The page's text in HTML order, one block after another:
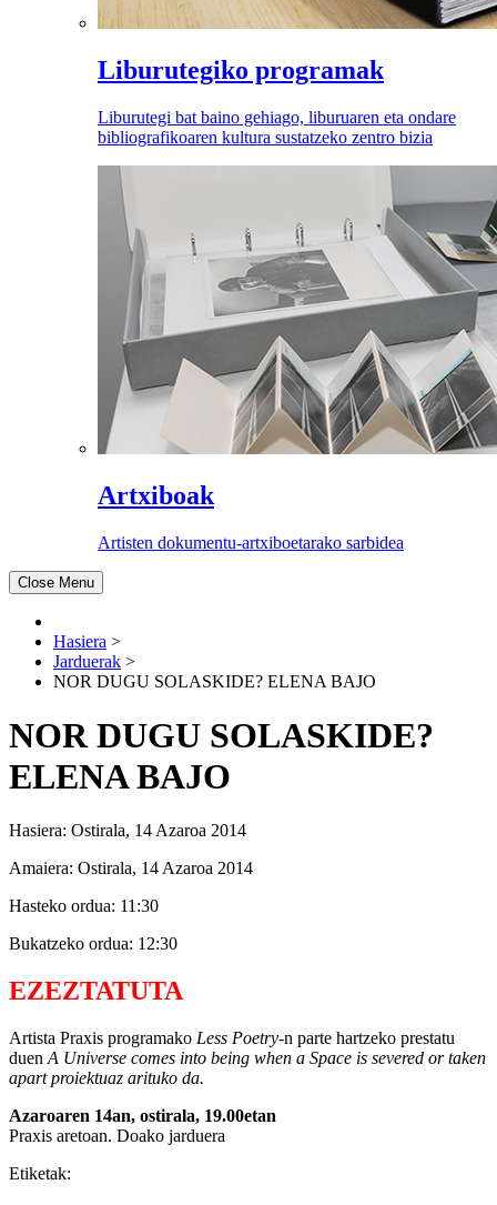
Liburutegiko programak
Liburutegi bat baino gehiago, liburuaren eta ondare
bibliografikoaren kultura sustatzeko zentro bizia
Artxiboak
Artisten dokumentu-artxiboetarako sarbidea
Close Menu
Hasiera >
Jarduerak >
NOR DUGU SOLASKIDE? ELENA BAJO
NOR DUGU SOLASKIDE?
ELENA BAJO
Hasiera: Ostirala, 14 Azaroa 2014
Amaiera: Ostirala, 14 Azaroa 2014
Hasteko ordua: 11:30
Bukatzeko ordua: 12:30
EZEZTATUTA
Artista Praxis programako Less Poetry-n parte hartzeko prestatu
duen A Universe comes into being when a Space is severed or taken
apart proiektuaz arituko da.
Azaroaren 14an, ostirala, 19.00etan
Praxis aretoan. Doako jarduera
Etiketak: